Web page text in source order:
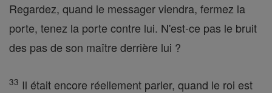
Regardez, quand le messager viendra, fermez la
porte, tenez la porte contre lui. N'est-ce pas le bruit
des pas de son maître derrière lui ?
33 Il était encore réellement parler, quand le roi est